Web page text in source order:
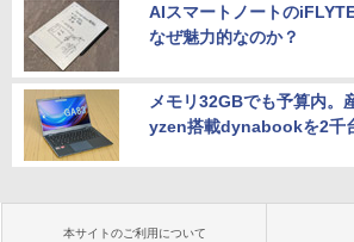
AIスマートノートの
なぜ魅力的なのか？
メモリ32GBでも予算内。
yzen搭載dynabookを2千
本サイトのご利用について